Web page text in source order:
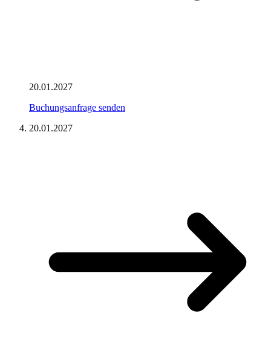
20.01.2027
Buchungsanfrage senden
20.01.2027